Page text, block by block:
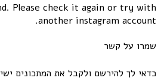
Please check it again or try with
another instagram account.
שמרו על קשר
כדאי לך להירשם ולקבל את המתכונים